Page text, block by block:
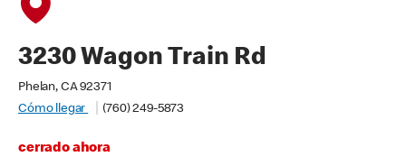
3230 Wagon Train Rd
Phelan, CA 92371
Cómo llegar
(760) 249-5873
cerrado ahora